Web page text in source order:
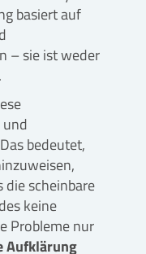
basiert auf
– sie ist weder
und
bedeutet,
die scheinbare
keine
Probleme nur
Aufklärung